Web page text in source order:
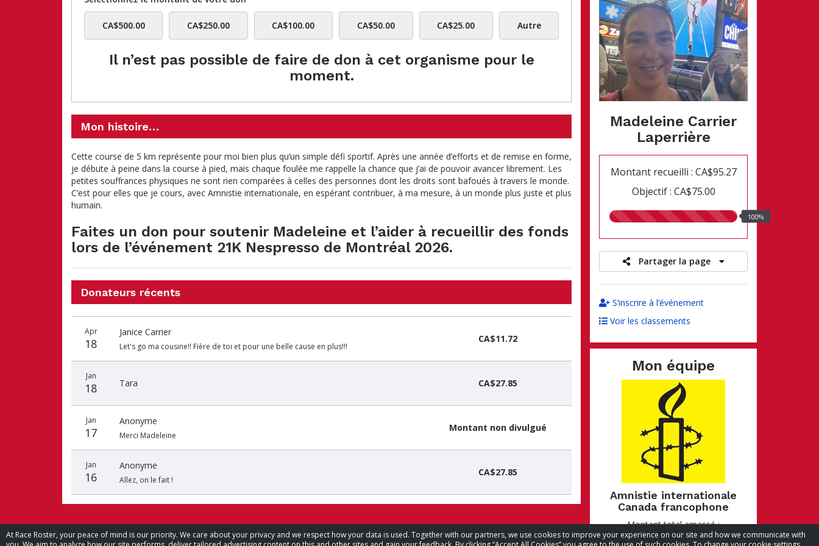
At Race Roster, your peace of mind is our priority. We care about your privacy and we respect how your data is used. Together with our partners, we use cookies to improve your experience on our site and how we communicate with
Madeleine Carrier
Laperrière
Montant recueilli : CA$95.27
Objectif : CA$75.00
100.00%
100%
Partager la page
S’inscrire à l’événement
Voir les classements
Mon équipe
Amnistie internationale
Canada francophone
Montant total amassé :
CA$27,226.89
CA$500.00 CA$250.00 CA$100.00 CA$50.00 CA$25.00 Autre
Il n’est pas possible de faire de don à cet organisme pour le
moment.
Mon histoire…
Cette course de 5 km représente pour moi bien plus qu’un simple défi sportif. Après une année d’efforts et de remise en forme,
je débute à peine dans la course à pied, mais chaque foulée me rappelle la chance que j’ai de pouvoir avancer librement. Les
petites souffrances physiques ne sont rien comparées à celles des personnes dont les droits sont bafoués à travers le monde.
C’est pour elles que je cours, avec Amnistie internationale, en espérant contribuer, à ma mesure, à un monde plus juste et plus
humain.
Faites un don pour soutenir Madeleine et l’aider à recueillir des fonds
lors de l’événement 21K Nespresso de Montréal 2026.
Donateurs récents
don
donateur
don
Apr
18
Janice Carrier
Let's go ma cousine!! Fière de toi et pour une belle cause en plus!!!
CA$11.72
Jan
18 Tara CA$27.85
Jan
17
Anonyme
Merci Madeleine
Montant non divulgué
Jan
16
Anonyme
Allez, on le fait !
CA$27.85